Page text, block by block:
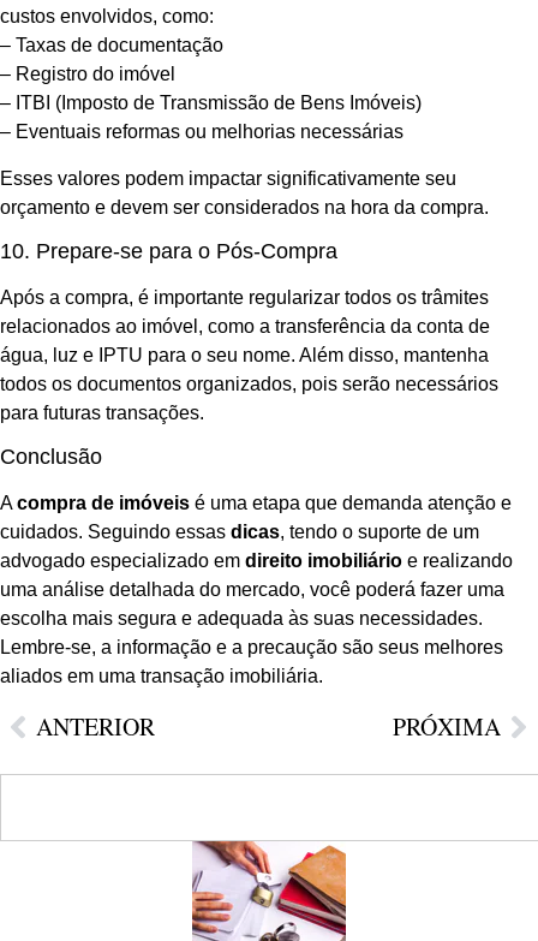
custos envolvidos, como:
– Taxas de documentação
– Registro do imóvel
– ITBI (Imposto de Transmissão de Bens Imóveis)
– Eventuais reformas ou melhorias necessárias
Esses valores podem impactar significativamente seu
orçamento e devem ser considerados na hora da compra.
10. Prepare-se para o Pós-Compra
Após a compra, é importante regularizar todos os trâmites
relacionados ao imóvel, como a transferência da conta de
água, luz e IPTU para o seu nome. Além disso, mantenha
todos os documentos organizados, pois serão necessários
para futuras transações.
Conclusão
Acompra de imóveis é uma etapa que demanda atenção e
cuidados. Seguindo essas dicas, tendo o suporte de um
advogado especializado em direito imobiliário e realizando
uma análise detalhada do mercado, você poderá fazer uma
escolha mais segura e adequada às suas necessidades.
Lembre-se, a informação e a precaução são seus melhores
aliados em uma transação imobiliária.
ANTERIOR PRÓXIMA